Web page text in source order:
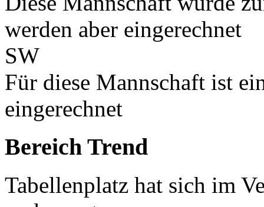
werden aber eingerechnet
SW
Für diese Mannschaft ist
eingerechnet
Bereich Trend
Tabellenplatz hat sich im